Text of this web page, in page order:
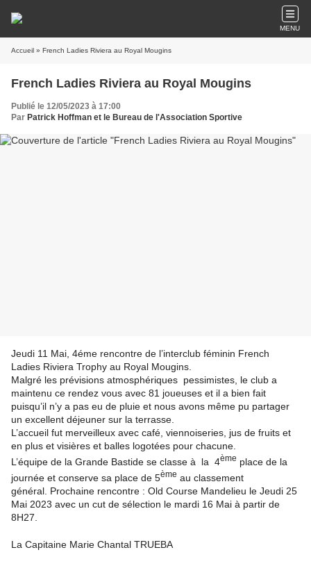
MENU
Accueil » French Ladies Riviera au Royal Mougins
French Ladies Riviera au Royal Mougins
Publié le 12/05/2023 à 17:00
Par Patrick Hoffman et le Bureau de l'Association Sportive
Jeudi 11 Mai, 4éme rencontre de l’interclub féminin French
Ladies Riviera Trophy au Royal Mougins.
Malgré les prévisions atmosphériques pessimistes, le club a
maintenu ce rendez vous avec 81 joueuses et il a bien fait
puisqu’il n’y a pas eu de pluie et nous avons même pu partager
un excellent déjeuner sur la terrasse.
L’accueil fut merveilleux avec café, viennoiseries, jus de fruits et
en plus et visières et balles logotées pour chacune.
L’équipe de la Grande Bastide se classe à la 4ème place de la
journée et conserve sa place de 5ème au classement
général. Prochaine rencontre : Old Course Mandelieu le Jeudi 25
Mai 2023 avec un cut de sélection le mardi 16 Mai à partir de
8H27.
La Capitaine Marie Chantal TRUEBA